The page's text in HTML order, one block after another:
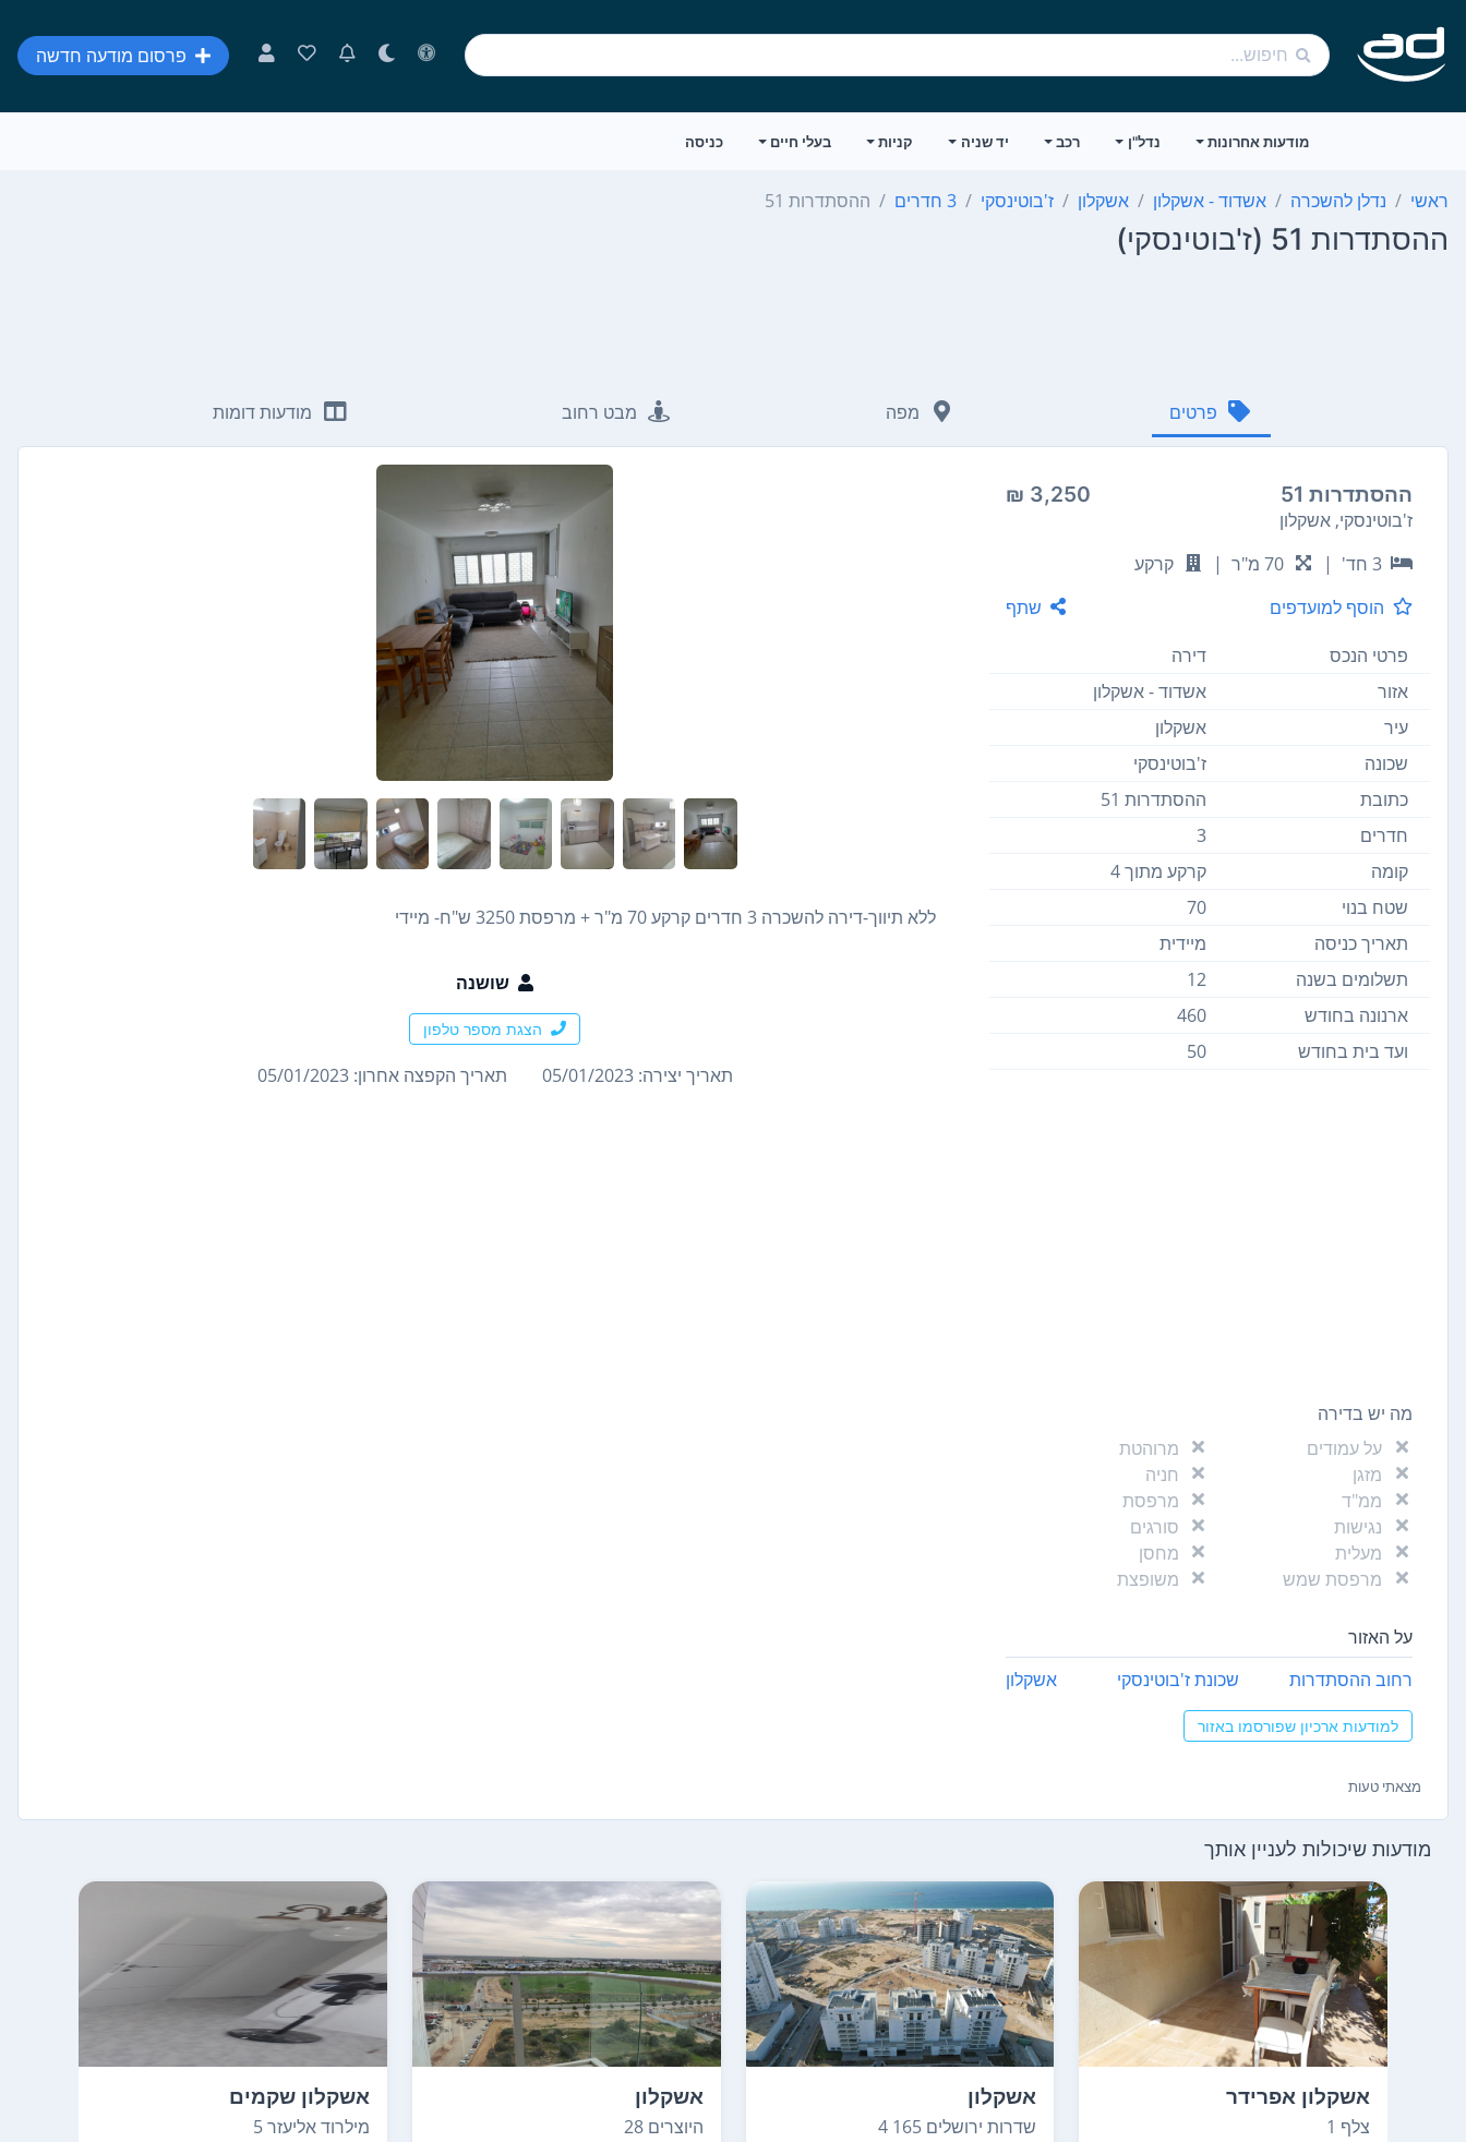
פרסום מודעה חדשה
מודעות אחרונות נדל"ן רכב יד שניה קניות בעלי חיים כניסה
ראשי נדלן להשכרה אשדוד - אשקלון אשקלון ז'בוטינסקי 3 חדרים ההסתדרות 51
ההסתדרות 51 (ז'בוטינסקי)
פרטים מפה מבט רחוב מודעות דומות
ההסתדרות 51 3,250 ₪
ז'בוטינסקי, אשקלון
3 חד'
| 70 מ"ר |
קרקע
הוסף למועדפים
שתף
פרטי הנכס
דירה
אזור
אשדוד - אשקלון
עיר
אשקלון
שכונה
ז'בוטינסקי
כתובת
ההסתדרות 51
חדרים
3
קומה
קרקע מתוך 4
שטח בנוי
70
תאריך כניסה
מיידית
תשלומים בשנה
12
ארנונה בחודש
460
ועד בית בחודש
50
מה יש בדירה
על עמודים
מרוהטת
מזגן
חניה
ממ"ד
מרפסת
נגישות
סורגים
מעלית
מחסן
מרפסת שמש
משופצת
על האזור
רחוב ההסתדרות שכונת ז'בוטינסקי אשקלון
למודעות ארכיון שפורסמו באזור
ללא תיווך-דירה להשכרה 3 חדרים קרקע 70 מ"ר + מרפסת 3250 ש"ח- מיידי
שושנה
הצגת מספר טלפון
תאריך יצירה: 05/01/2023 תאריך הקפצה אחרון: 05/01/2023
מצאתי טעות
מודעות שיכולות לעניין אותך
אשקלון אפרידר
צלף 1
אשקלון
שדרות ירושלים 165 4
אשקלון
היוצרים 28
אשקלון שקמים
מילרוד אליעזר 5